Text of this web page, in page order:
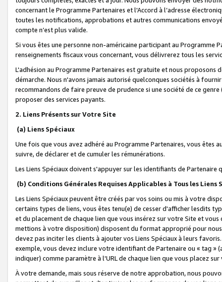
concernant le Programme Partenaires et l'Accord à l’adresse
toutes les notifications, approbations et autres communications
compte n’est plus valide.
Si vous êtes une personne non-américaine participant au
renseignements fiscaux vous concernant, vous délivrerez tous les
L'adhésion au Programme Partenaires est gratuite et nous proposons
démarche. Nous n'avons jamais autorisé quelconques sociétés à
recommandons de faire preuve de prudence si une société de ce
proposer des services payants.
2. Liens Présents sur Votre Site
(a) Liens Spéciaux
Une fois que vous avez adhéré au Programme Partenaires, vous êtes
suivre, de déclarer et de cumuler les rémunérations.
Les Liens Spéciaux doivent s'appuyer sur les identifiants de Partenaire
(b) Conditions Générales Requises Applicables à Tous les Liens
Les Liens Spéciaux peuvent être créés par vos soins ou mis à votre
certains types de liens, vous êtes tenu(e) de cesser d'afficher lesdits
et du placement de chaque lien que vous insérez sur votre Site et
mettions à votre disposition) disposent du format approprié pour
devez pas inciter les clients à ajouter vos Liens Spéciaux à leurs
exemple, vous devez inclure votre identifiant de Partenaire ou « tag
indiquer) comme paramètre à l'URL de chaque lien que vous placez
À votre demande, mais sous réserve de notre approbation, nous